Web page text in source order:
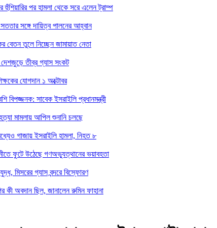
পর হামলা থেকে সরে এলেন ট্রাম্প
সঙ্গে দায়িত্ব পালনের আহ্বান
বেতন তুলে নিচ্ছেন জামায়াত নেতা
তীব্র গ্যাস সংকট
যোগদান ১ অক্টোবর
বিপজ্জনক: সাবেক ইসরাইলি প্রধানমন্ত্রী
মামলায় আপিল শুনানি চলছে
গাজায় ইসরাইলি হামলা, নিহত ৮
ফুটে উঠেছে গণঅভ্যুত্থানের ভয়াবহতা
মিসরের গ্যাস বন্দরে বিস্ফোরণ
কী অবদান ছিল, জানালেন রুমিন ফাহানা